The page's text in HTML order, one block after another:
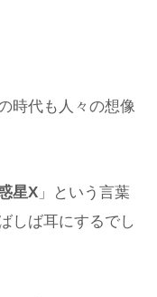
時代も人々の想像
星X 」という言葉
しば耳にするでし